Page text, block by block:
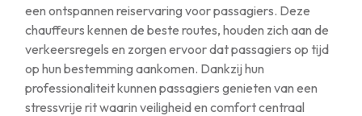
een ontspannen reiservaring voor passagiers. Deze
chauffeurs kennen de beste routes, houden zich aan de
verkeersregels en zorgen ervoor dat passagiers op tijd
op hun bestemming aankomen. Dankzij hun
professionaliteit kunnen passagiers genieten van een
stressvrije rit waarin veiligheid en comfort centraal